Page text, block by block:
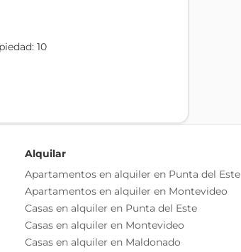
10
Alquilar
Apartamentos en alquiler en Punta del Este
Apartamentos en alquiler en Montevideo
Casas en alquiler en Punta del Este
Casas en alquiler en Montevideo
Casas en alquiler en Maldonado